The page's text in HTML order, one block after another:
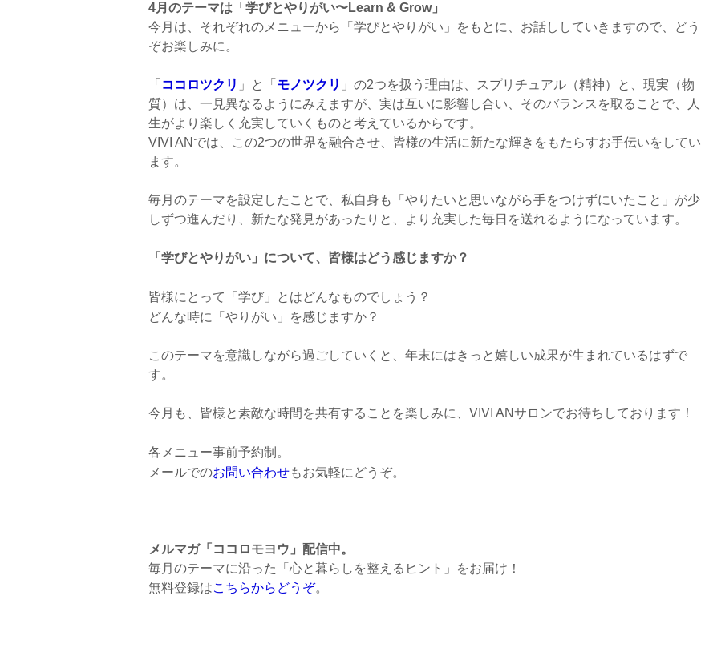
4月のテーマは 「 学びとやりがい〜Learn & Grow」
今月は、それぞれのメニューから「学びとやりがい」をもとに、お話ししていきますので、どう
ぞお楽しみに。
「 ココロツクリ 」と「 モノツクリ 」の2つを扱う理由は、スプリチュアル（精神）と、現実（物
質）は、一見異なるようにみえますが、実は互いに影響し合い、そのバランスを取ることで、人
生がより楽しく充実していくものと考えているからです。
VIVI ANでは、この2つの世界を融合させ、皆様の生活に新たな輝きをもたらすお手伝いをしてい
ます。
毎月のテーマを設定したことで、私自身も「やりたいと思いながら手をつけずにいたこと」が少
しずつ進んだり、新たな発見があったりと、より充実した毎日を送れるようになっています。
「学びとやりがい」について、皆様はどう感じますか？
皆様にとって「学び」とはどんなものでしょう？
どんな時に「やりがい」を感じますか？
このテーマを意識しながら過ごしていくと、年末にはきっと嬉しい成果が生まれているはずで
す。
今月も、皆様と素敵な時間を共有することを楽しみに、VIVI ANサロンでお待ちしております！
各メニュー事前予約制。
メールでのお問い合わせもお気軽にどうぞ。
メルマガ「ココロモヨウ」配信中。
毎月のテーマに沿った「心と暮らしを整えるヒント」をお届け！
無料登録はこちらからどうぞ。